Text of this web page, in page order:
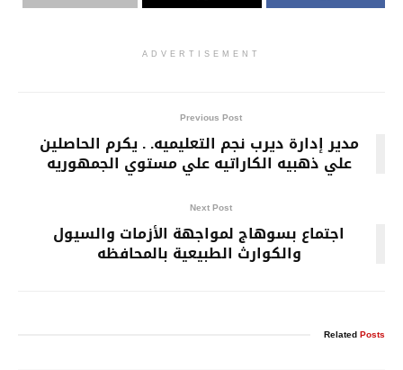
ADVERTISEMENT
Previous Post
مدير إدارة ديرب نجم التعليميه. . يكرم الحاصلين
علي ذهبيه الكاراتيه علي مستوي الجمهوريه
Next Post
اجتماع بسوهاج لمواجهة الأزمات والسيول
والكوارث الطبيعية بالمحافظه
RelatedPosts